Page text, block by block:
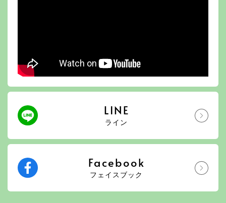
LINE
ライン
Facebook
フェイスブック